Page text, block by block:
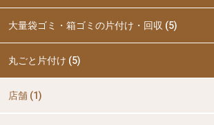
大量袋ゴミ・箱ゴミの片付け・回収 (5)
丸ごと片付け (5)
店舗 (1)